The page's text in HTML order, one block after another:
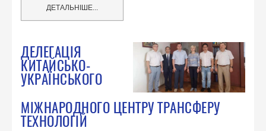
ДЕТАЛЬНІШЕ...
ДЕЛЕГАЦІЯ
КИТАЙСЬКО-
УКРАЇНСЬКОГО
МІЖНАРОДНОГО ЦЕНТРУ ТРАНСФЕРУ
ТЕХНОЛОГІЙ